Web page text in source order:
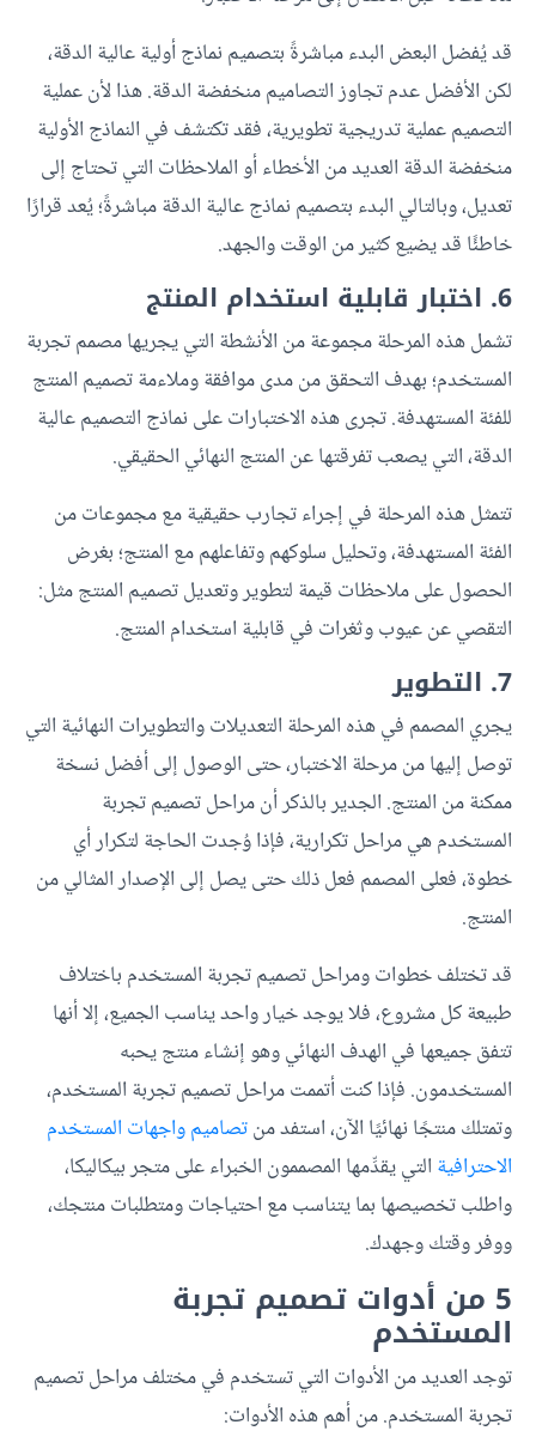
قد يُفضل البعض البدء مباشرةً بتصميم نماذج أولية عالية الدقة،
لكن الأفضل عدم تجاوز التصاميم منخفضة الدقة. هذا لأن عملية
التصميم عملية تدريجية تطويرية، فقد تكتشف في النماذج الأولية
منخفضة الدقة العديد من الأخطاء أو الملاحظات التي تحتاج إلى
تعديل، وبالتالي البدء بتصميم نماذج عالية الدقة مباشرةً؛ يُعد قرارًا
خاطئًا قد يضيع كثير من الوقت والجهد.
6. اختبار قابلية استخدام المنتج
تشمل هذه المرحلة مجموعة من الأنشطة التي يجريها مصمم تجربة
المستخدم؛ بهدف التحقق من مدى موافقة وملاءمة تصميم المنتج
للفئة المستهدفة. تجرى هذه الاختبارات على نماذج التصميم عالية
الدقة، التي يصعب تفرقتها عن المنتج النهائي الحقيقي.
تتمثل هذه المرحلة في إجراء تجارب حقيقية مع مجموعات من
الفئة المستهدفة، وتحليل سلوكهم وتفاعلهم مع المنتج؛ بغرض
الحصول على ملاحظات قيمة لتطوير وتعديل تصميم المنتج مثل:
التقصي عن عيوب وثغرات في قابلية استخدام المنتج.
7. التطوير
يجري المصمم في هذه المرحلة التعديلات والتطويرات النهائية التي
توصل إليها من مرحلة الاختبار، حتى الوصول إلى أفضل نسخة
ممكنة من المنتج. الجدير بالذكر أن مراحل تصميم تجربة
المستخدم هي مراحل تكرارية، فإذا وُجدت الحاجة لتكرار أي
خطوة، فعلى المصمم فعل ذلك حتى يصل إلى الإصدار المثالي من
المنتج.
قد تختلف خطوات ومراحل تصميم تجربة المستخدم باختلاف
طبيعة كل مشروع، فلا يوجد خيار واحد يناسب الجميع، إلا أنها
تتفق جميعها في الهدف النهائي وهو إنشاء منتج يحبه
المستخدمون. فإذا كنت أتممت مراحل تصميم تجربة المستخدم،
وتمتلك منتجًا نهائيًا الآن، استفد منتصاميم واجهات المستخدم
الاحترافية التي يقدِّمها المصممون الخبراء على متجر بيكاليكا،
واطلب تخصيصها بما يتناسب مع احتياجات ومتطلبات منتجك،
ووفر وقتك وجهدك.
5 من أدوات تصميم تجربة
المستخدم
توجد العديد من الأدوات التي تستخدم في مختلف مراحل تصميم
تجربة المستخدم. من أهم هذه الأدوات: